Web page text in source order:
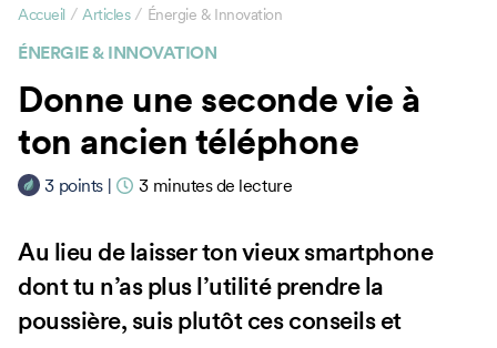
ÉNERGIE & INNOVATION
Accueil / Articles / Énergie & Innovation
Donne une seconde vie à
ton ancien téléphone
3 points | 3 minutes de lecture
Au lieu de laisser ton vieux smartphone
dont tu n’as plus l’utilité prendre la
poussière, suis plutôt ces conseils et